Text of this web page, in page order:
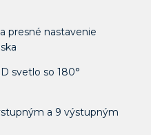
presné nastavenie
svetlo so 180°
a 9 výstupným